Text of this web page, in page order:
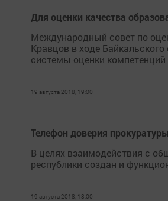
Для оценки качества
Международный совет по
Кравцов в ходе
системы оценки
19 августа 2018, 19:00
Телефон доверия
В целях взаимодействия с
республики создан и
19 августа 2018, 18:00